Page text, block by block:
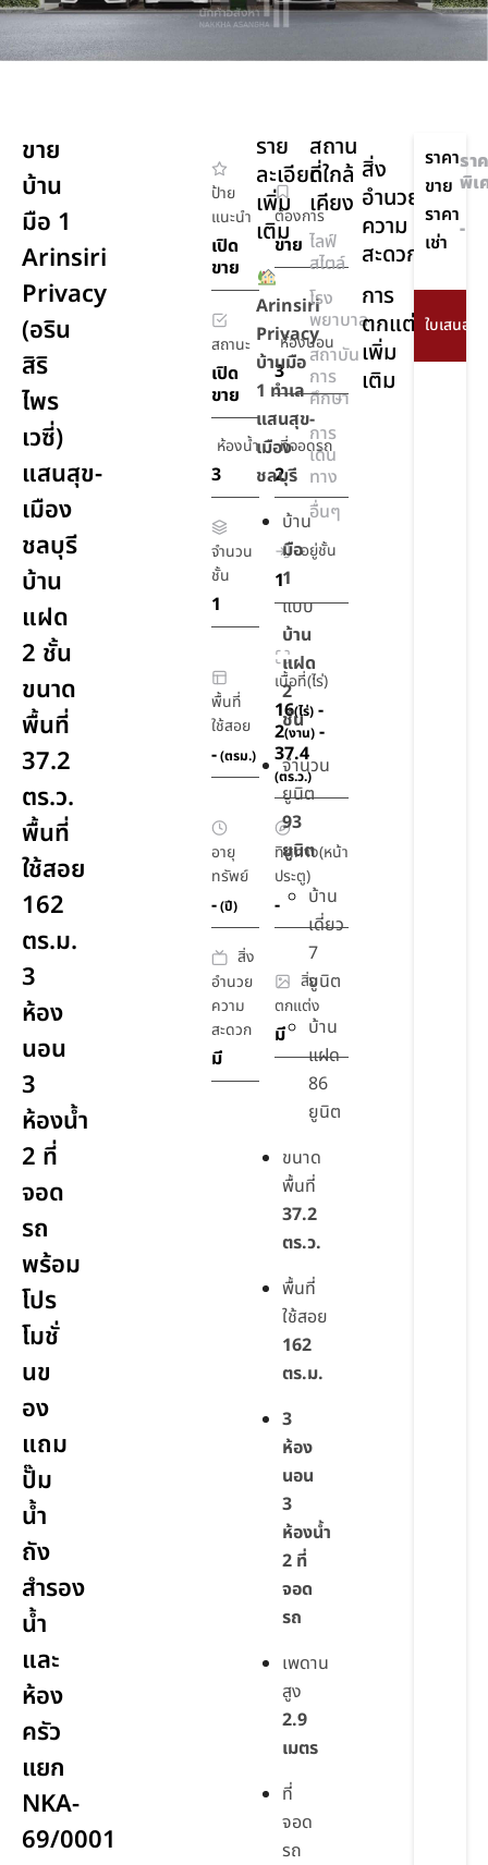
ขาย
บ้าน
มือ 1
Arinsiri
Privacy
(อริน
สิริ
ไพร
เวซี่)
แสนสุข-
เมือง
ชลบุรี
บ้าน
แฝด
2 ชั้น
ขนาด
พื้นที่
37.2
ตร.ว.
พื้นที่
ใช้สอย
162
ตร.ม.
3
ห้อง
นอน
3
ห้องน้ำ
2 ที่
จอด
รถ
พร้อม
โปร
โมชั่
นข
อง
แถม
ปั๊ม
น้ำ
ถัง
สำรอง
น้ำ
และ
ห้อง
ครัว
แยก
NKA-
69/0001
ป้าย
แนะนำ
เปิด
ขาย
ต้องการ
ขาย
สถานะ
เปิด
ขาย
ห้องนอน
3
ห้องน้ำ
3
ที่จอดรถ
2
จำนวน
ชั้น
1
อยู่ชั้น
1
พื้นที่
ใช้สอย
-(ตรม.)
เนื้อที่(ไร่)
16(ไร่) -
2(งาน) -
37.4
(ตร.ว.)
อายุ
ทรัพย์
-(ปี)
ทิศทาง(หน้า
ประตู)
-
สิ่ง
อำนวย
ความ
สะดวก
มี
สิ่ง
ตกแต่ง
มี
ราย
ละเอียด
เพิ่ม
เติม
Arinsiri
Privacy
บ้านมือ
1 ทำเล
แสนสุข-
เมือง
ชลบุรี
บ้าน
มือ
1
แบบ
บ้าน
แฝด
2
ชั้น
จำนวน
ยูนิต
93
ยูนิต
บ้าน
เดี่ยว
7
ยูนิต
บ้าน
แฝด
86
ยูนิต
ขนาด
พื้นที่
37.2
ตร.ว.
พื้นที่
ใช้สอย
162
ตร.ม.
3
ห้อง
นอน
3
ห้องน้ำ
2 ที่
จอด
รถ
เพดาน
สูง
2.9
เมตร
ที่
จอด
รถ
สถาน
ที่ใกล้
เคียง
ไลฟ์
สไตล์
โรง
พยาบาล
สถาบัน
การ
ศึกษา
การ
เดิน
ทาง
อื่นๆ
สิ่ง
อำนวย
ความ
สะดวก
การ
ตกแต่ง
เพิ่ม
เติม
ราคา
ขาย
รา
พิเ
ราคา
เช่า
-